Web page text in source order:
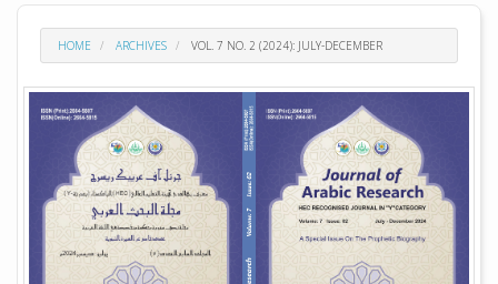
HOME ARCHIVES VOL. 7 NO. 2 (2024): JULY-DECEMBER